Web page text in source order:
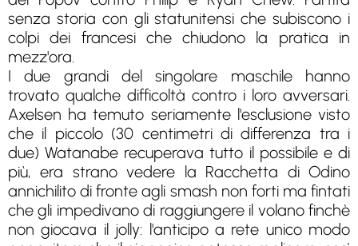
senza storia con gli statunitensi che subiscono i
colpi dei francesi che chiudono la pratica in
mezz'ora.
I due grandi del singolare maschile hanno
trovato qualche difficoltà contro i loro avversari.
Axelsen ha temuto seriamente l'esclusione visto
che il piccolo (30 centimetri di differenza tra i
due) Watanabe recuperava tutto il possibile e di
più, era strano vedere la Racchetta di Odino
annichilito di fronte agli smash non forti ma fintati
che gli impedivano di raggiungere il volano finchè
non giocava il jolly: l'anticipo a rete unico modo